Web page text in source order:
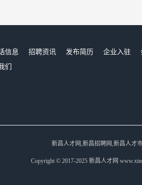
信息 招聘资讯 发布简历 企业入驻
们
新昌人才网,新昌招聘网,新昌人才
Copyright © 2017-2025 新昌人才网